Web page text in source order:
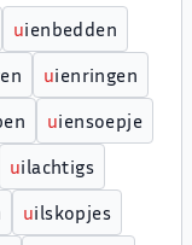
uienbedden
uienringen
uiensoepje
uilachtigs
uilskopjes